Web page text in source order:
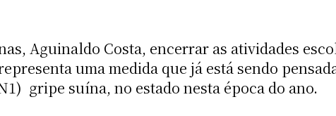
Aguinaldo Costa, encerrar as atividades
uma medida que já está sendo
 gripe suína, no estado nesta época do ano.